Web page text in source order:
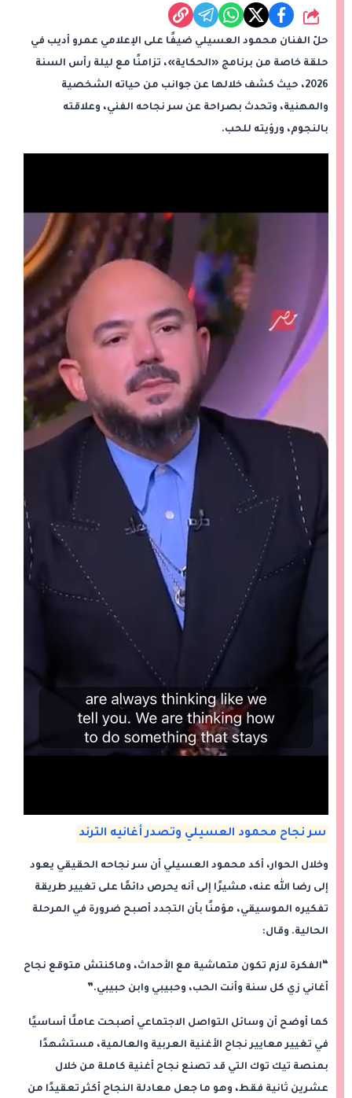
شارك
حلّ الفنان محمود العسيلي ضيفًا على الإعلامي عمرو أديب في
حلقة خاصة من برنامج «الحكاية»، تزامنًا مع ليلة رأس السنة
2026، حيث كشف خلالها عن جوانب من حياته الشخصية
والمهنية، وتحدث بصراحة عن سر نجاحه الفني، وعلاقته
بالنجوم، ورؤيته للحب.
سر نجاح محمود العسيلي وتصدر أغانيه الترند
وخلال الحوار، أكد محمود العسيلي أن سر نجاحه الحقيقي يعود
إلى رضا الله عنه، مشيرًا إلى أنه يحرص دائمًا على تغيير طريقة
تفكيره الموسيقي، مؤمنًا بأن التجدد أصبح ضرورة في المرحلة
الحالية. وقال:
“الفكرة لازم تكون متماشية مع الأحداث، وماكنتش متوقع نجاح
أغاني زي كل سنة وأنت الحب، وحبيبي وابن حبيبي.”
كما أوضح أن وسائل التواصل الاجتماعي أصبحت عاملًا أساسيًا
في تغيير معايير نجاح الأغنية العربية والعالمية، مستشهدًا
بمنصة تيك توك التي قد تصنع نجاح أغنية كاملة من خلال
عشرين ثانية فقط، وهو ما جعل معادلة النجاح أكثر تعقيدًا من